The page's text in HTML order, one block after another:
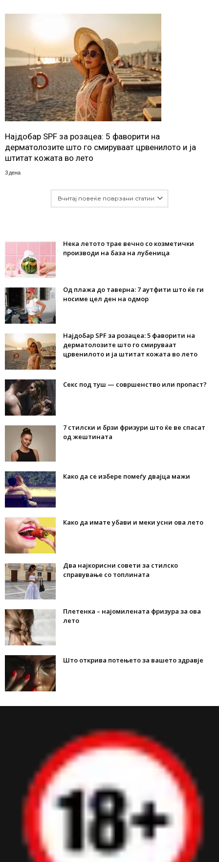
Најдобар SPF за розацеа: 5 фаворити на
дерматолозите што го смируваат црвенилото и ја
штитат кожата во лето
3 дена
Вчитај повеќе поврзани статии
Нека летото трае вечно со козметички
производи на база на лубеница
Од плажа до таверна: 7 аутфити што ќе ги
носиме цел ден на одмор
Најдобар SPF за розацеа: 5 фаворити на
дерматолозите што го смируваат
црвенилото и ја штитат кожата во лето
Секс под туш — совршенство или пропаст?
7 стилски и брзи фризури што ќе ве спасат
од жештината
Како да се избере помеѓу двајца мажи
Како да имате убави и меки усни ова лето
Два најкорисни совети за стилско
справување со топлината
Плетенка – најомилената фризура за ова
лето
Што открива потењето за вашето здравје